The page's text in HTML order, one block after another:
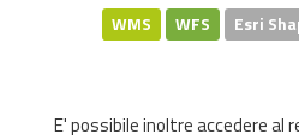
WMS WFS Esri
E' possibile inoltre accedere al